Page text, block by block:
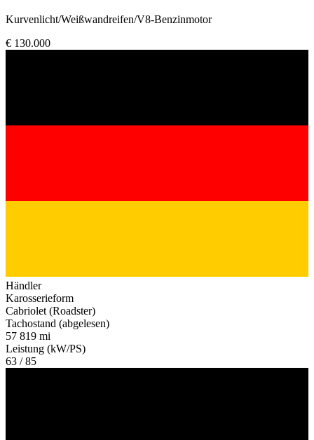
Kurvenlicht/Weißwandreifen/V8-Benzinmotor
€ 130.000
Händler
Karosserieform
Cabriolet (Roadster)
Tachostand (abgelesen)
57 819 mi
Leistung (kW/PS)
63 / 85